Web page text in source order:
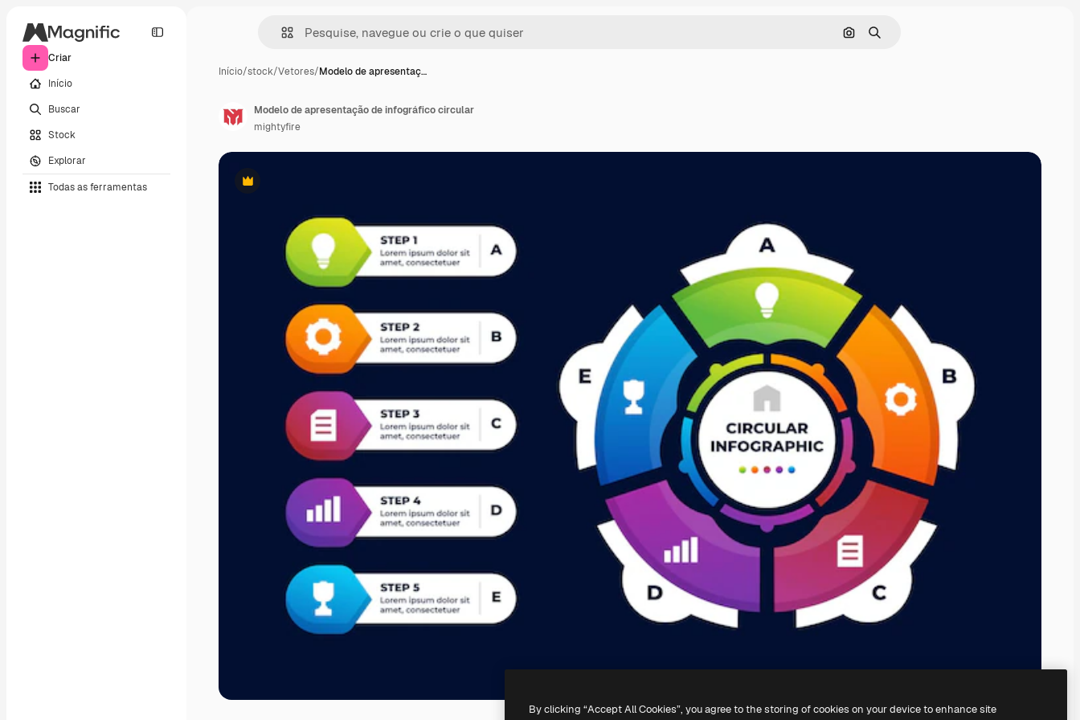
Criar
Início
Buscar
Stock
Explorar
Todas as ferramentas
Pesquisar por imagem
Buscar
Início/stock/Vetores/Modelo de apresentaç…
Premium
Modelo de apresentação de infográfico circular
mightyfire
By clicking “Accept All Cookies”, you agree to the storing of cookies on your device to enhance site